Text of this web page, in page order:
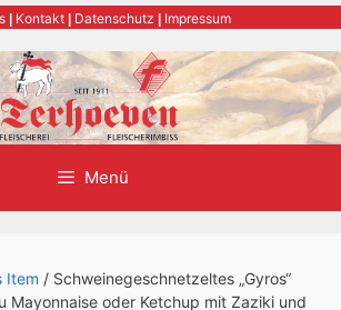
Kontakt Datenschutz Impressum
Menü
Item / Schweinegeschnetzeltes „Gyros“
Mayonnaise oder Ketchup mit Zaziki und